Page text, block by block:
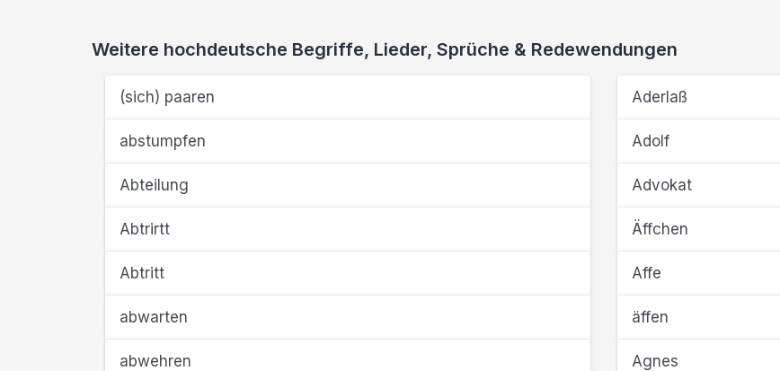
Weitere hochdeutsche Begriffe, Lieder, Sprüche & Redewendungen
(sich) paaren
abstumpfen
Abteilung
Abtrirtt
Abtritt
abwarten
abwehren
Aderlaß
Adolf
Advokat
Äffchen
Affe
äffen
Agnes